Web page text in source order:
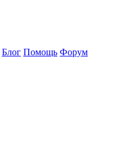
Блог Помощь Форум